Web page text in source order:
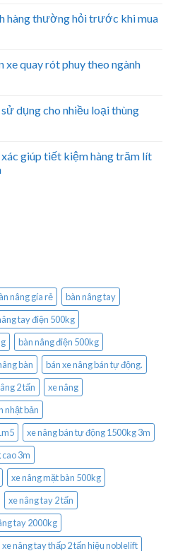
hàng thường hỏi trước khi mua
quay rót phuy theo ngành
dụng cho nhiều loại thùng
giúp tiết kiệm hàng trăm lít
nâng gía rẻ
bàn nâng tay
tay điện 500kg
bàn nâng điện 500kg
bàn
bán xe nâng bán tự động.
2 tấn
xe nâng
nhật bản
xe nâng bán tự động 1500kg 3m
3m
xe nâng mặt bàn 500kg
xe nâng tay 2 tấn
tay 2000kg
xe nâng tay thấp 2 tấn hiệu noblelift